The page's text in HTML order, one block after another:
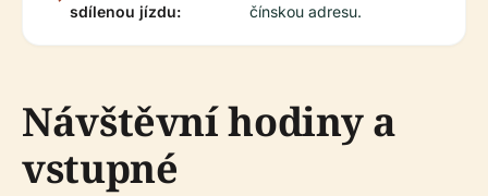
sdílenou jízdu:
čínskou adresu.
Návštěvní hodiny a
vstupné